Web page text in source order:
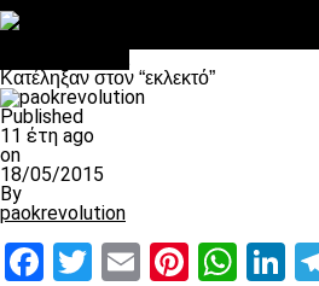
Κατέληξαν στον “εκλεκτό”
Published
11 έτη ago
on
18/05/2015
By
paokrevolution
Facebook
Twitter
Email